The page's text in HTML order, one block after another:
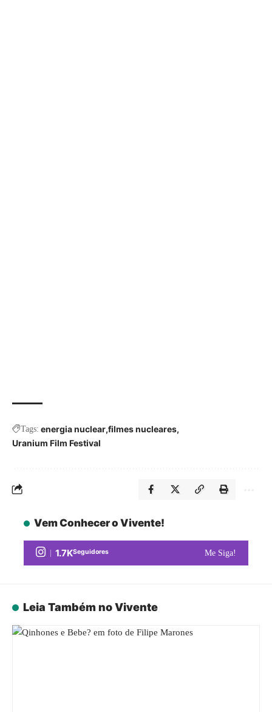
Tags: energia nuclear filmes nucleares
Uranium Film Festival
Vem Conhecer o Vivente!
1.7KSeguidores Me Siga!
Leia Também no Vivente